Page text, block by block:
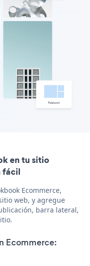
en tu sitio
fácil
Ecommerce,
web, y agregue
barra lateral,
Ecommerce: